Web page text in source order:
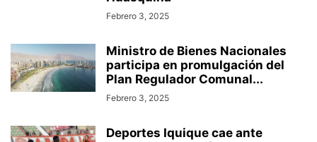
Febrero 3, 2025
Ministro de Bienes Nacionales
participa en promulgación del
Plan Regulador Comunal...
Febrero 3, 2025
Deportes Iquique cae ante